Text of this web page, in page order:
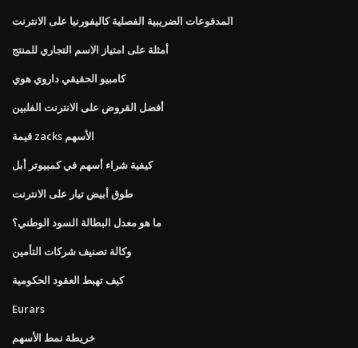
المدفوعات الضريبية الفصلية كاليفورنيا على الانترنت
أمثلة على امتياز الاسم التجاري للمنتج
كامبيو الحقيقي داروي هوي
أفضل القروض على الانترنت الفلبين
قيمة zacks الأسهم
كيفية شراء أسهم في كمبيوتر أبل
طوق أبيض تيار على الانترنت
ما هو معدل البطالة السود الوطني؟
وكالة تصنيف شركات التأمين
كيف تهبط العقود الحكومية
Eurars
خريطة نمط الأسهم